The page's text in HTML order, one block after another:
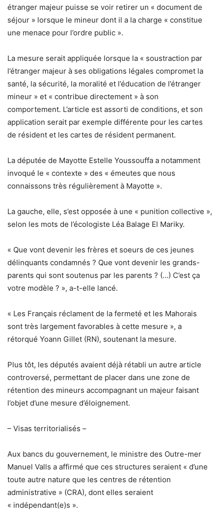
étranger majeur puisse se voir retirer un « document de
séjour » lorsque le mineur dont il a la charge « constitue
une menace pour l’ordre public ».
La mesure serait appliquée lorsque la « soustraction par
l’étranger majeur à ses obligations légales compromet la
santé, la sécurité, la moralité et l’éducation de l’étranger
mineur » et « contribue directement » à son
comportement. L’article est assorti de conditions, et son
application serait par exemple différente pour les cartes
de résident et les cartes de résident permanent.
La députée de Mayotte Estelle Youssouffa a notamment
invoqué le « contexte » des « émeutes que nous
connaissons très régulièrement à Mayotte ».
La gauche, elle, s’est opposée à une « punition collective »,
selon les mots de l’écologiste Léa Balage El Mariky.
« Que vont devenir les frères et soeurs de ces jeunes
délinquants condamnés ? Que vont devenir les grands-
parents qui sont soutenus par les parents ? (…) C’est ça
votre modèle ? », a-t-elle lancé.
« Les Français réclament de la fermeté et les Mahorais
sont très largement favorables à cette mesure », a
rétorqué Yoann Gillet (RN), soutenant la mesure.
Plus tôt, les députés avaient déjà rétabli un autre article
controversé, permettant de placer dans une zone de
rétention des mineurs accompagnant un majeur faisant
l’objet d’une mesure d’éloignement.
– Visas territorialisés –
Aux bancs du gouvernement, le ministre des Outre-mer
Manuel Valls a affirmé que ces structures seraient « d’une
toute autre nature que les centres de rétention
administrative » (CRA), dont elles seraient
« indépendant(e)s ».